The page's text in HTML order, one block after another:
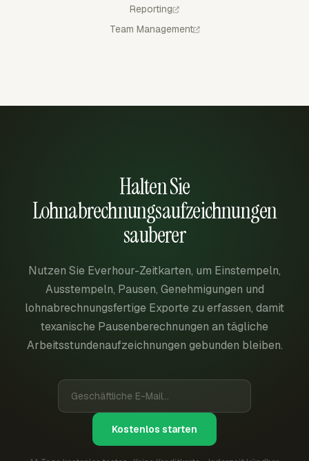
Reporting
Team Management
Halten Sie
Lohnabrechnungsaufzeichnungen
sauberer
Nutzen Sie Everhour-Zeitkarten, um Einstempeln,
Ausstempeln, Pausen, Genehmigungen und
lohnabrechnungsfertige Exporte zu erfassen, damit
texanische Pausenberechnungen an tägliche
Arbeitsstundenaufzeichnungen gebunden bleiben.
Kostenlos starten